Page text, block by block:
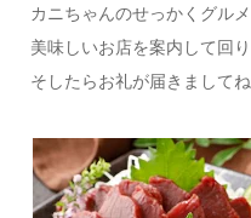
カニちゃんのせっかくグル
美味しいお店を案内して回り
そしたらお礼が届きましてね